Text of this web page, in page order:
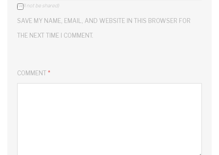
(will not be shared)
SAVE MY NAME, EMAIL, AND WEBSITE IN THIS BROWSER FOR
THE NEXT TIME I COMMENT.
COMMENT *